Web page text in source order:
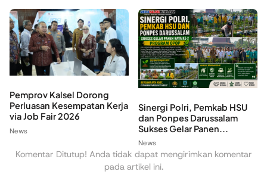
Pemprov Kalsel Dorong
Perluasan Kesempatan Kerja
via Job Fair 2026
News
Sinergi Polri, Pemkab HSU
dan Ponpes Darussalam
Sukses Gelar Panen...
News
Komentar Ditutup! Anda tidak dapat mengirimkan komentar
pada artikel ini.